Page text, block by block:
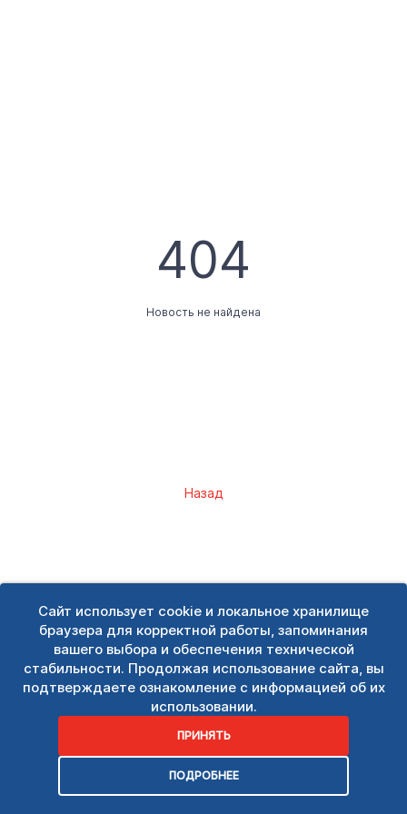
Сайт использует cookie и локальное хранилище
браузера для корректной работы, запоминания
вашего выбора и обеспечения технической
стабильности. Продолжая использование сайта, вы
подтверждаете ознакомление с информацией об их
использовании.
ПРИНЯТЬ
ПОДРОБНЕЕ
404
Новость не найдена
Назад